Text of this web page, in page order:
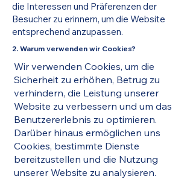
die Interessen und Präferenzen der
Besucher zu erinnern, um die Website
entsprechend anzupassen.
2. Warum verwenden wir Cookies?
Wir verwenden Cookies, um die
Sicherheit zu erhöhen, Betrug zu
verhindern, die Leistung unserer
Website zu verbessern und um das
Benutzererlebnis zu optimieren.
Darüber hinaus ermöglichen uns
Cookies, bestimmte Dienste
bereitzustellen und die Nutzung
unserer Website zu analysieren.